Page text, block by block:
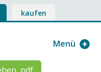
kaufen
Menü